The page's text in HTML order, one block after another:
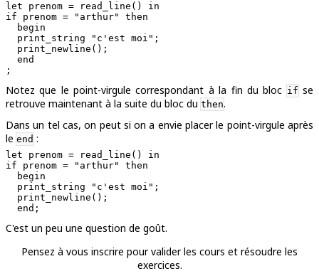
let prenom = read_line() in
if prenom = "arthur" then
  begin
  print_string "c'est moi";
  print_newline();
  end
Notez que le point-virgule correspondant à la fin du bloc if se
retrouve maintenant à la suite du bloc du then.
Dans un tel cas, on peut si on a envie placer le point-virgule après
le end :
let prenom = read_line() in
if prenom = "arthur" then
  begin
  print_string "c'est moi";
  print_newline();
C'est un peu une question de goût.
Pensez à vous inscrire pour valider les cours et résoudre les
exercices.